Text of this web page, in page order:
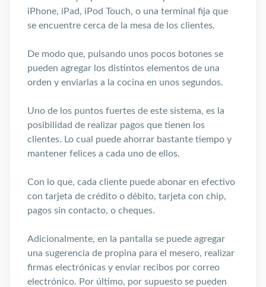
iPhone, iPad, iPod Touch, o una terminal fija que
se encuentre cerca de la mesa de los clientes.
De modo que, pulsando unos pocos botones se
pueden agregar los distintos elementos de una
orden y enviarlas a la cocina en unos segundos.
Uno de los puntos fuertes de este sistema, es la
posibilidad de realizar pagos que tienen los
clientes. Lo cual puede ahorrar bastante tiempo y
mantener felices a cada uno de ellos.
Con lo que, cada cliente puede abonar en efectivo
con tarjeta de crédito o débito, tarjeta con chip,
pagos sin contacto, o cheques.
Adicionalmente, en la pantalla se puede agregar
una sugerencia de propina para el mesero, realizar
firmas electrónicas y enviar recibos por correo
electrónico. Por último, por supuesto se pueden